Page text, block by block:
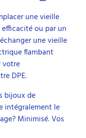
une vieille
ou par un
une vieille
flambant
votre
DPE.
bijoux de
intégralement le
Minimisé. Vos